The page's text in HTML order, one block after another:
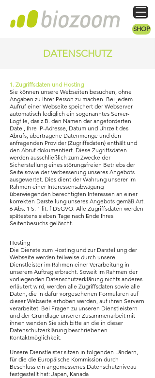
SHOP
DATENSCHUTZ
1. Zugriffsdaten und Hosting
Sie können unsere Webseiten besuchen, ohne
Angaben zu Ihrer Person zu machen. Bei jedem
Aufruf einer Webseite speichert der Webserver
automatisch lediglich ein sogenanntes Server-
Logfile, das z.B. den Namen der angeforderten
Datei, Ihre IP-Adresse, Datum und Uhrzeit des
Abrufs, übertragene Datenmenge und den
anfragenden Provider (Zugriffsdaten) enthält und
den Abruf dokumentiert. Diese Zugriffsdaten
werden ausschließlich zum Zwecke der
Sicherstellung eines störungsfreien Betriebs der
Seite sowie der Verbesserung unseres Angebots
ausgewertet. Dies dient der Wahrung unserer im
Rahmen einer Interessensabwägung
überwiegenden berechtigten Interessen an einer
korrekten Darstellung unseres Angebots gemäß Art.
6 Abs. 1 S. 1 lit. f DSGVO. Alle Zugriffsdaten werden
spätestens sieben Tage nach Ende Ihres
Seitenbesuchs gelöscht.
Hosting
Die Dienste zum Hosting und zur Darstellung der
Webseite werden teilweise durch unsere
Dienstleister im Rahmen einer Verarbeitung in
unserem Auftrag erbracht. Soweit im Rahmen der
vorliegenden Datenschutzerklärung nichts anderes
erläutert wird, werden alle Zugriffsdaten sowie alle
Daten, die in dafür vorgesehenen Formularen auf
dieser Webseite erhoben werden, auf ihren Servern
verarbeitet. Bei Fragen zu unseren Dienstleistern
und der Grundlage unserer Zusammenarbeit mit
ihnen wenden Sie sich bitte an die in dieser
Datenschutzerklärung beschriebenen
Kontaktmöglichkeit.
Unsere Dienstleister sitzen in folgenden Ländern,
für die die Europäische Kommission durch
Beschluss ein angemessenes Datenschutzniveau
festgestellt hat: Japan, Kanada